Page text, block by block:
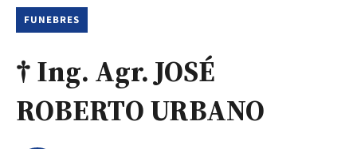
FUNEBRES
† Ing. Agr. JOSÉ
ROBERTO URBANO